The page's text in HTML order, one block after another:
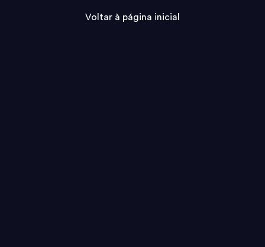
Voltar à página inicial